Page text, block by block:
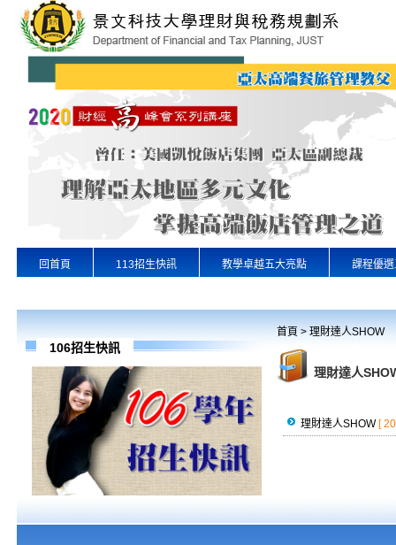
回首頁 113招生快訊 教學卓越五大亮點 課程優
106招生快訊
首頁 > 理財達人SHOW
理財達人
理財達人SHOW [